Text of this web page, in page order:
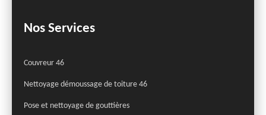
Nos Services
Couvreur 46
Nettoyage démoussage de toiture 46
Pose et nettoyage de gouttières